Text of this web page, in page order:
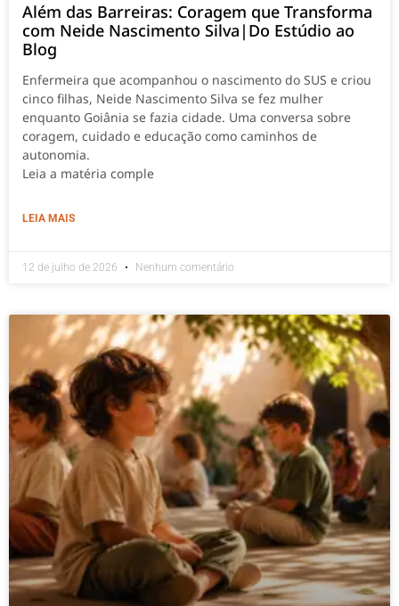
Além das Barreiras: Coragem que Transforma
com Neide Nascimento Silva|Do Estúdio ao
Blog
Enfermeira que acompanhou o nascimento do SUS e criou
cinco filhas, Neide Nascimento Silva se fez mulher
enquanto Goiânia se fazia cidade. Uma conversa sobre
coragem, cuidado e educação como caminhos de
autonomia.
Leia a matéria comple
LEIA MAIS
12 de julho de 2026 Nenhum comentário